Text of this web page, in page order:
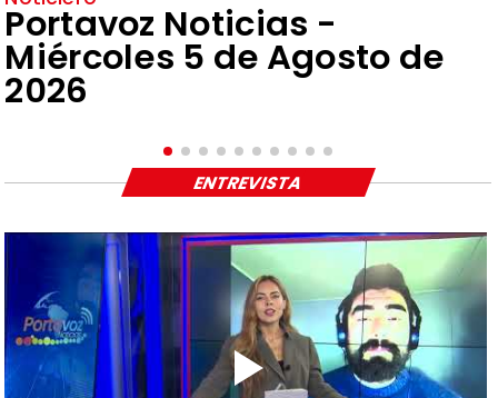
Portavoz Noticias -
Miércoles 5 de Agosto de
2026
ENTREVISTA